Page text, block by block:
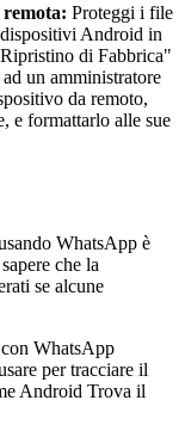
Proteggi i file
Android in
di Fabbrica"
un amministratore
da remoto,
e formattarlo alle sue
WhatsApp è
che la
se alcune
WhatsApp
per tracciare il
Android Trova il